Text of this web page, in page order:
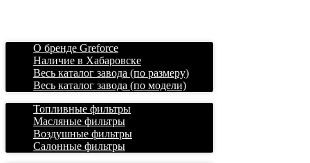
О бренде Greforce
Наличие в Хабаровске
Весь каталог завода (по размеру)
Весь каталог завода (по модели)
Топливные фильтры
Масляные фильтры
Воздушные фильтры
Салонные фильтры